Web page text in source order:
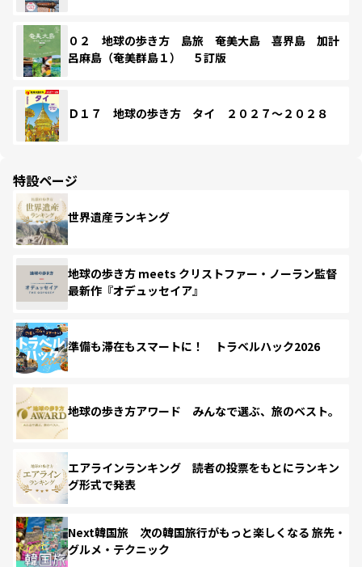
０２ 地球の歩き方 島旅 奄美大島 喜界島 加計
呂麻島（奄美群島１） ５訂版
Ｄ１７ 地球の歩き方 タイ ２０２７～２０２８
特設ページ
世界遺産ランキング
地球の歩き方 meets クリストファー・ノーラン監督
最新作『オデュッセイア』
準備も滞在もスマートに！ トラベルハック2026
地球の歩き方アワード みんなで選ぶ、旅のベスト。
エアラインランキング 読者の投票をもとにランキン
グ形式で発表
Next韓国旅 次の韓国旅行がもっと楽しくなる 旅先・
グルメ・テクニック